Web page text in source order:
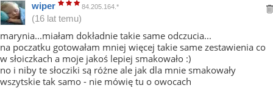
wiper 84.205.164.*
(16 lat temu)
marynia...miałam dokładnie takie same odczucia...
na poczatku gotowałam mniej więcej takie same zestawienia co
w słoiczkach a moje jakoś lepiej smakowało :)
no i niby te słocziki są różne ale jak dla mnie smakowały
wszytskie tak samo - nie mówię tu o owocach